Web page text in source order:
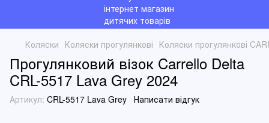
Коляски Коляски прогулянкові Коляски прогулянкові
Прогулянковий візок Carrello Delta
CRL-5517 Lava Grey 2024
Артикул: CRL-5517 Lava Grey Написати відгук